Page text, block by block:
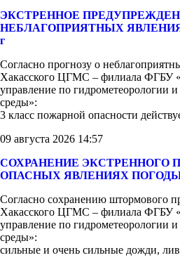
ЭКСТРЕННОЕ
НЕБЛАГОПРИЯТНЫХ ЯВЛЕНИЯХ
г
Согласно прогнозу о
Хакасского ЦГМС – филиала ФГБУ
управление по гидрометеорологии
среды»:
3 класс пожарной опасности
09 августа 2026 14:57
СОХРАНЕНИЕ ЭКСТРЕННОГО
ОПАСНЫХ ЯВЛЕНИЯХ ПОГОДЫ
Согласно сохранению штормового
Хакасского ЦГМС – филиала ФГБУ
управление по гидрометеорологии
среды»:
сильные и очень сильные дожди,